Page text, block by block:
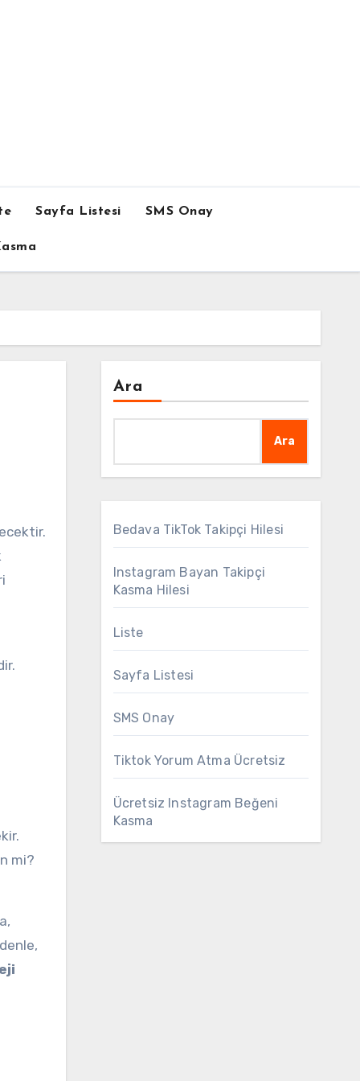
Sayfa Listesi SMS Onay
mi?
Ara
Ara
Bedava TikTok Takipçi Hilesi
Instagram Bayan Takipçi
Kasma Hilesi
Liste
Sayfa Listesi
SMS Onay
Tiktok Yorum Atma Ücretsiz
Ücretsiz Instagram Beğeni
Kasma